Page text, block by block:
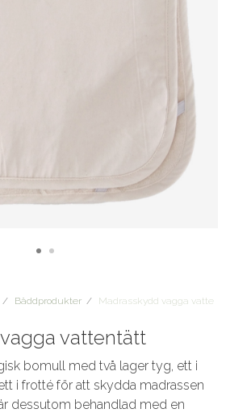
Bäddprodukter Madrasskydd vagga
vattentätt
bomull med två lager tyg, ett i
i frotté för att skydda madrassen
dessutom behandlad med en